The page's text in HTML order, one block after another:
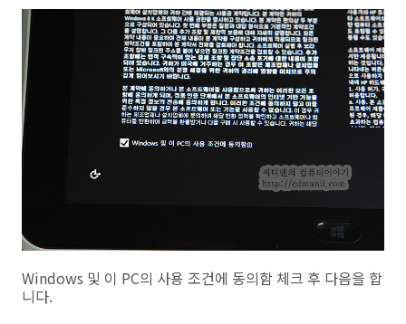
Windows 및 이 PC의 사용 조건에 동의함 체크 후 다음을 합
니다.